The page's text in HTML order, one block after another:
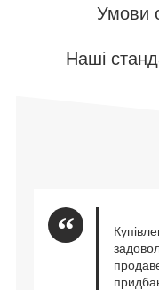
Умови
Наші